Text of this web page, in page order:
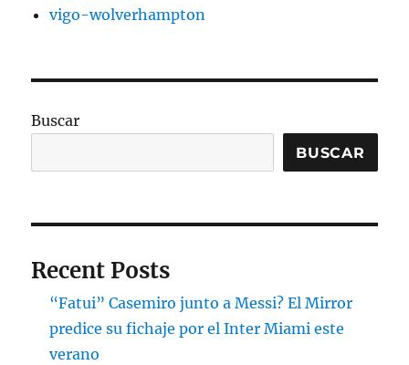
vigo-wolverhampton
Buscar
BUSCAR
Recent Posts
“Fatui” Casemiro junto a Messi? El Mirror
predice su fichaje por el Inter Miami este
verano